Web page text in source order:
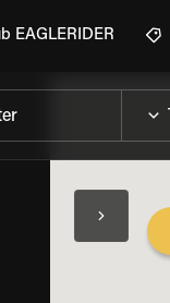
EAGLERIDER